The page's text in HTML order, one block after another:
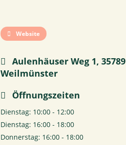
Website
Aulenhäuser Weg 1, 35789
Weilmünster
Öffnungszeiten
Dienstag: 10:00 - 12:00
Dienstag: 16:00 - 18:00
Donnerstag: 16:00 - 18:00